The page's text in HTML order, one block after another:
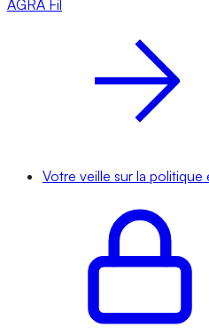
AGRA Fil
Votre veille sur la